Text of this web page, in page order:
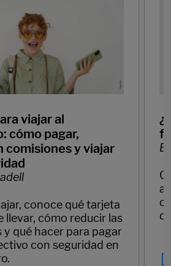
viajar al
cómo pagar,
comisiones y viajar
conoce qué tarjeta
llevar, cómo reducir las
y qué hacer para pagar
con seguridad en